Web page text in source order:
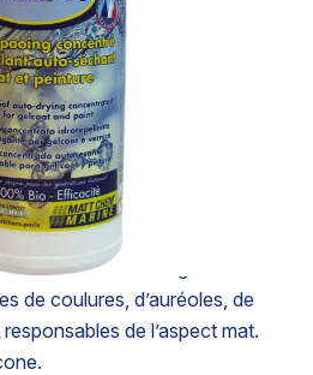
DÉPERLANT AUTO-
PEINTURE
dispersantes. Ses effets
permettent de faciliter le
au séchage telles
de coulures, d’auréoles, de
de l’aspect mat.